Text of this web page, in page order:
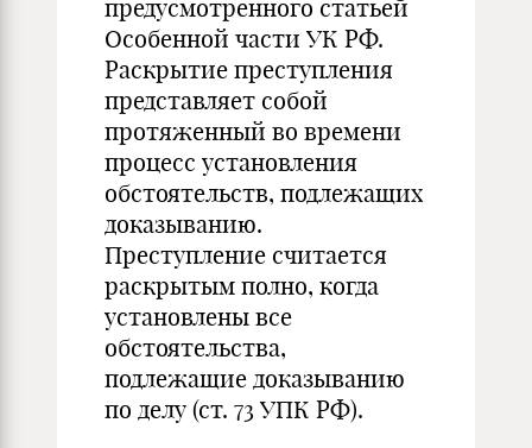
предусмотренного статьей
Особенной части УК РФ.
Раскрытие преступления
представляет собой
протяженный во времени
процесс установления
обстоятельств, подлежащих
доказыванию.
Преступление считается
раскрытым полно, когда
установлены все
обстоятельства,
подлежащие доказыванию
по делу (ст. 73 УПК РФ).